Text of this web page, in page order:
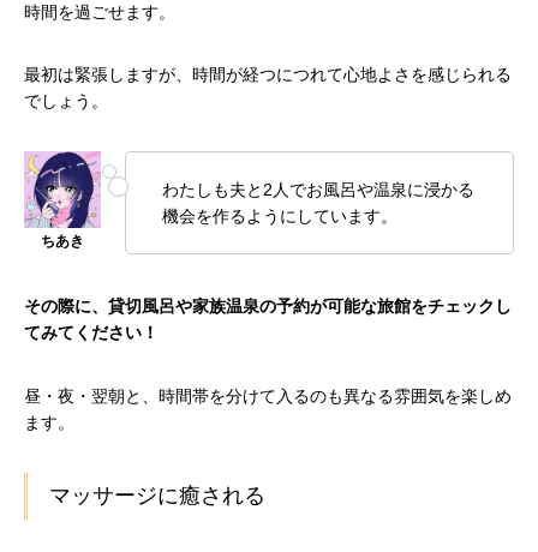
時間を過ごせます。
最初は緊張しますが、時間が経つにつれて心地よさを感じられる
でしょう。
わたしも夫と2人でお風呂や温泉に浸かる
機会を作るようにしています。
その際に、貸切風呂や家族温泉の予約が可能な旅館をチェックし
てみてください！
昼・夜・翌朝と、時間帯を分けて入るのも異なる雰囲気を楽しめ
ます。
マッサージに癒される